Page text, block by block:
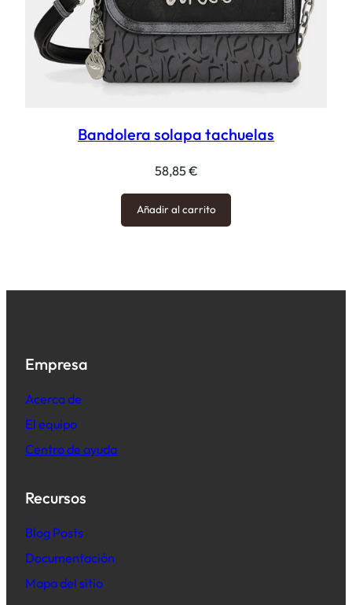
Bandolera solapa tachuelas
58,85€
Añadir al carrito
Empresa
Acerca de
El equipo
Centro de ayuda
Recursos
Blog Posts
Documentación
Mapa del sitio